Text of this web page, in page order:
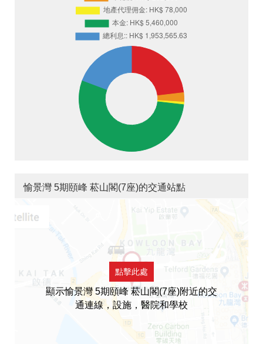
愉景灣 5期頤峰 菘山閣(7座)的交通站點
點擊此處
顯示愉景灣 5期頤峰 菘山閣(7座)附近的交
通連線，設施，醫院和學校